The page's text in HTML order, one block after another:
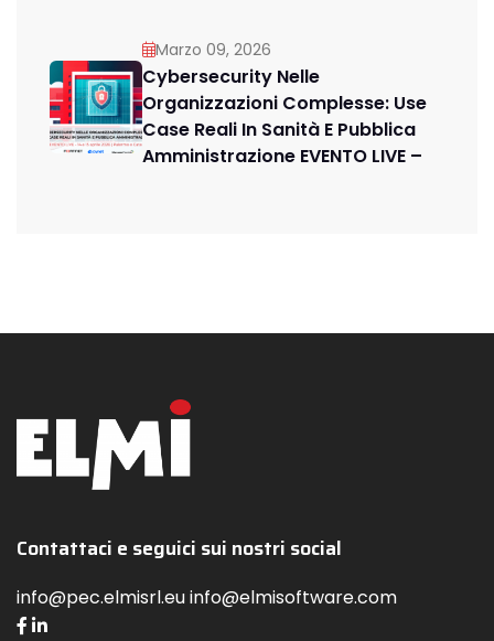
Marzo 09, 2026
Cybersecurity Nelle
Organizzazioni Complesse: Use
Case Reali In Sanità E Pubblica
Amministrazione EVENTO LIVE –
Contattaci e seguici sui nostri social
info@pec.elmisrl.eu info@elmisoftware.com